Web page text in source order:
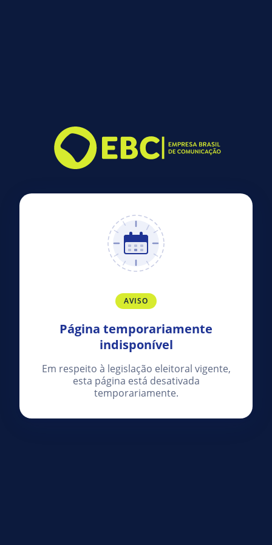
AVISO
Página temporariamente
indisponível
Em respeito à legislação eleitoral vigente,
esta página está desativada
temporariamente.